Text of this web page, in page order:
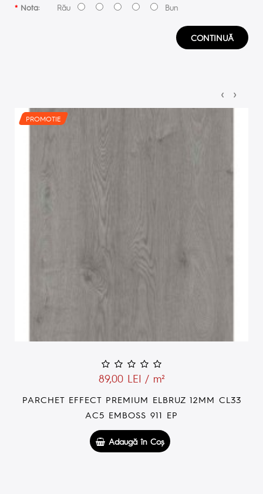
Nota:Rău Bun
CONTINUĂ
PROMOTIE
89,00 LEI / m²
PARCHET EFFECT PREMIUM ALP 12MM CL33
AC5 EMBOSS 1.3551 904 EP
Adaugă în Coş
‹ ›